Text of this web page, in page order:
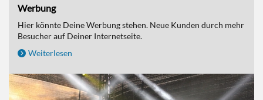
Werbung
Hier könnte Deine Werbung stehen. Neue Kunden durch mehr
Besucher auf Deiner Internetseite.
Weiterlesen